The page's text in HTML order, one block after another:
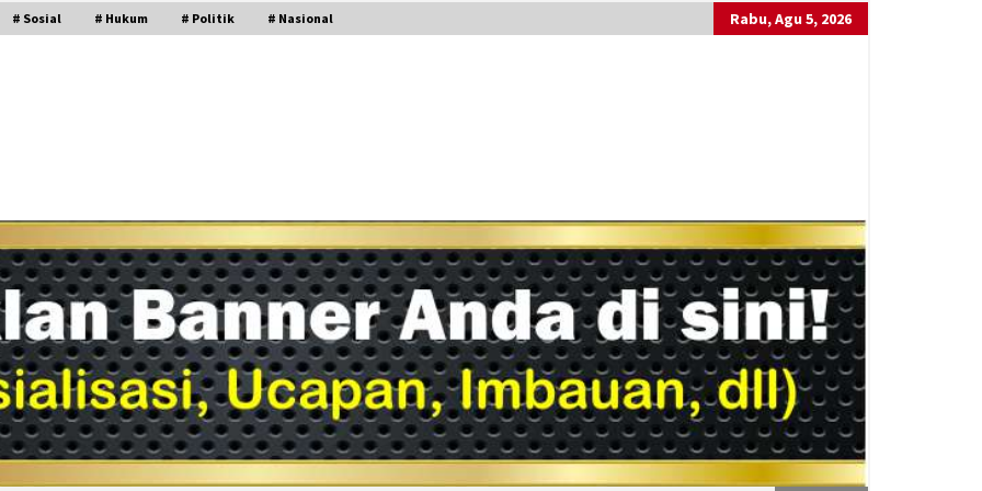
# Sosial # Hukum # Politik # Nasional Rabu, Agu 5, 2026